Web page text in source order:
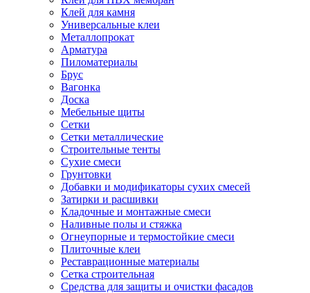
Клей для камня
Универсальные клеи
Металлопрокат
Арматура
Пиломатериалы
Брус
Вагонка
Доска
Мебельные щиты
Сетки
Сетки металлические
Строительные тенты
Сухие смеси
Грунтовки
Добавки и модификаторы сухих смесей
Затирки и расшивки
Кладочные и монтажные смеси
Наливные полы и стяжка
Огнеупорные и термостойкие смеси
Плиточные клеи
Реставрационные материалы
Сетка строительная
Средства для защиты и очистки фасадов